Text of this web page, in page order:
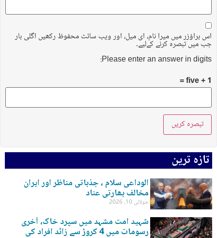
اس براؤزر میں میرا نام، ای میل، اور ویب سائٹ محفوظ رکھیں اگلی بار
جب میں تبصرہ کرنے کےلیے۔
Please enter an answer in digits:
five + 1 =
تازہ ترین
الوداعی سلام ، جذباتی مناظر اور ایران
مخالف بھارتی عناد
جولائی 10, 2026
شہید امت مشہد میں سپرد خاک، آخری
رسومات میں 4 کروڑ سے زائد افراد کی